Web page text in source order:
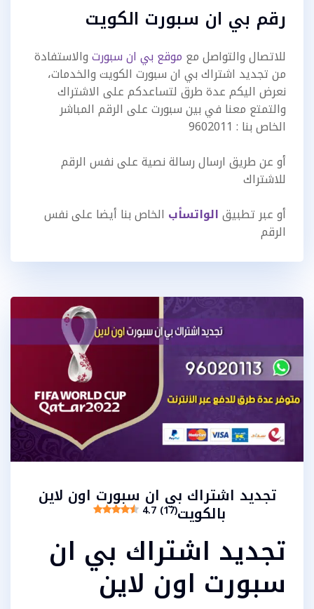
رقم بي ان سبورت الكويت
للاتصال والتواصل مع موقع بي ان سبورتوالاستفادة
من تجديد اشتراك بي ان سبورت الكويت والخدمات،
نعرض اليكم عدة طرق لتساعدكم على الاشتراك
والتمتع معنا في بين سبورت على الرقم المباشر
الخاص بنا : 9602011
أو عن طريق ارسال رسالة نصية على نفس الرقم
للاشتراك
أو عبر تطبيقالواتسأب الخاص بنا أيضا على نفس
الرقم
تجديد اشتراك بي ان سبورت اون لاين
بالكويت4.7 (17)
تجديد اشتراك بي ان
سبورت اون لاين